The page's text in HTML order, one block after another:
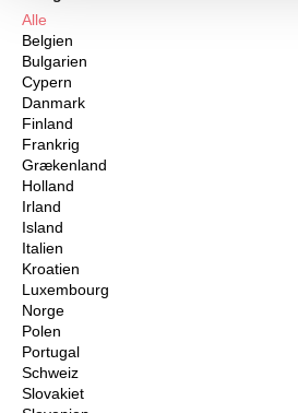
Alle
Belgien
Bulgarien
Cypern
Danmark
Finland
Frankrig
Grækenland
Holland
Irland
Island
Italien
Kroatien
Luxembourg
Norge
Polen
Portugal
Schweiz
Slovakiet